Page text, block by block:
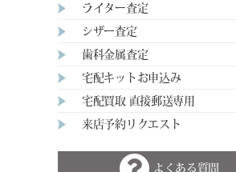
ライター査定
シザー査定
歯科金属査定
宅配キットお申込み
宅配買取 直接郵送専用
来店予約リクエスト
よくある質問